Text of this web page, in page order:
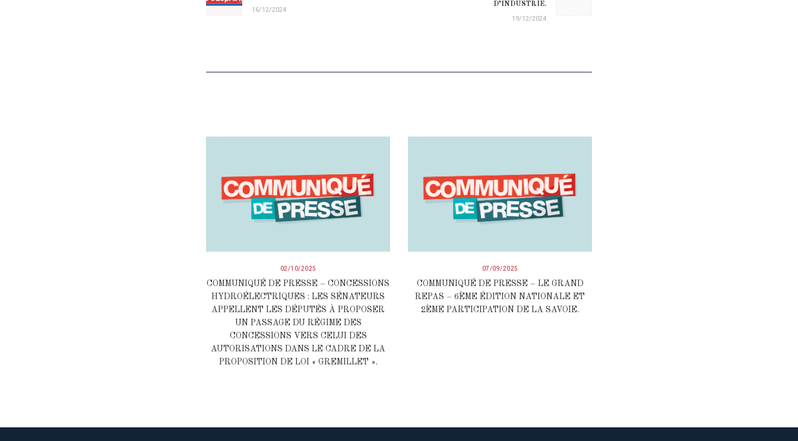
16/12/2024
D’INDUSTRIE.
19/12/2024
02/10/2025
COMMUNIQUÉ DE PRESSE – CONCESSIONS
HYDROÉLECTRIQUES : LES SÉNATEURS
APPELLENT LES DÉPUTÉS À PROPOSER
UN PASSAGE DU RÉGIME DES
CONCESSIONS VERS CELUI DES
AUTORISATIONS DANS LE CADRE DE LA
PROPOSITION DE LOI « GREMILLET ».
07/09/2025
COMMUNIQUÉ DE PRESSE – LE GRAND
REPAS – 6ÈME ÉDITION NATIONALE ET
2ÈME PARTICIPATION DE LA SAVOIE.